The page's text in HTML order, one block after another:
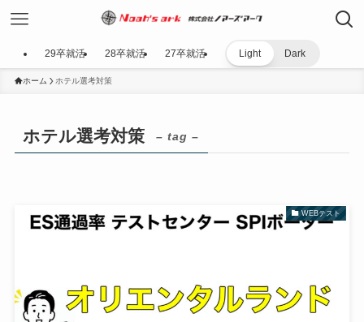
29卒就活 28卒就活 27卒就活 Light Dark
ホーム ホテル選考対策
ホテル選考対策 – tag –
WEBテスト